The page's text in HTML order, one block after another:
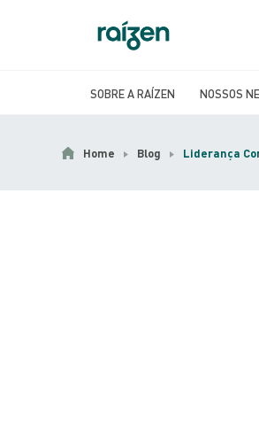
SOBRE A RAÍZEN NOSSOS
Home Blog Liderança